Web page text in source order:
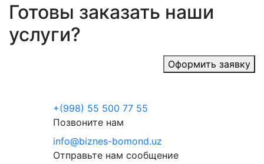
Готовы заказать наши
услуги?
Оформить заявку
+(998) 55 500 77 55
Позвоните нам
info@biznes-bomond.uz
Отправьте нам сообщение